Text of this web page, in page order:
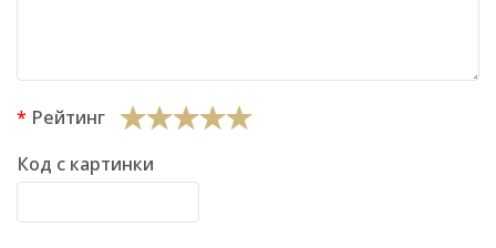
Рейтинг
Код с картинки